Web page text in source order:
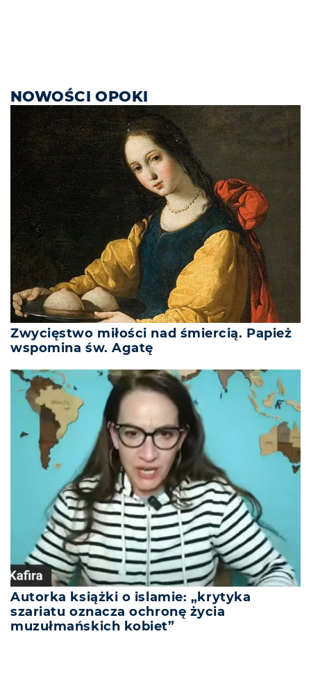
NOWOŚCI OPOKI
Zwycięstwo miłości nad śmiercią. Papież
wspomina św. Agatę
Autorka książki o islamie: „krytyka
szariatu oznacza ochronę życia
muzułmańskich kobiet”